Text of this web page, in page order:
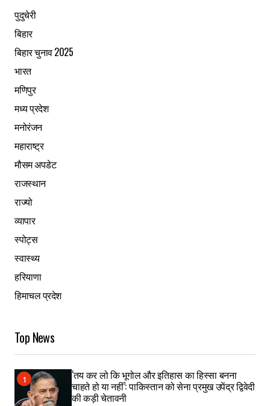
पुदुचेरी
बिहार
बिहार चुनाव 2025
भारत
मणिपुर
मध्य प्रदेश
मनोरंजन
महाराष्ट्र
मौसम अपडेट
राजस्थान
राज्यो
व्यापार
स्पोट्स
स्वास्थ्य
हरियाणा
हिमाचल प्रदेश
Top News
‘तय कर लो कि भूगोल और इतिहास का हिस्सा बनना
चाहते हो या नहीं’: पाकिस्तान को सेना प्रमुख उपेंद्र द्विवेदी
की कड़ी चेतावनी